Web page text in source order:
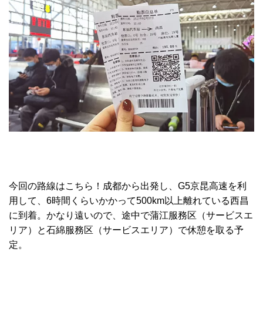
今回の路線はこちら！成都から出発し、G5京昆高速を利
用して、6時間くらいかかって500km以上離れている西昌
に到着。かなり遠いので、途中で蒲江服務区（サービスエ
リア）と石綿服務区（サービスエリア）で休憩を取る予
定。